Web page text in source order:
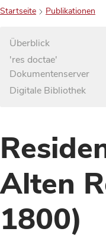
Startseite Publikationen
Überblick
'res doctae'
Dokumentenserver
Digitale Bibliothek
Alten
1800)